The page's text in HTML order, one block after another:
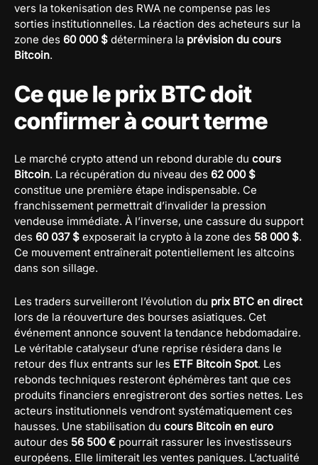
vers la tokenisation des RWA ne compense pas les
sorties institutionnelles. La réaction des acheteurs sur la
zone des 60 000 $ déterminera la prévision du cours
Bitcoin.
Ce que le prix BTC doit
confirmer à court terme
Le marché crypto attend un rebond durable du cours
Bitcoin. La récupération du niveau des 62 000 $
constitue une première étape indispensable. Ce
franchissement permettrait d’invalider la pression
vendeuse immédiate. À l’inverse, une cassure du support
des 60 037 $ exposerait la crypto à la zone des 58 000 $.
Ce mouvement entraînerait potentiellement les altcoins
dans son sillage.
Les traders surveilleront l’évolution du prix BTC en direct
lors de la réouverture des bourses asiatiques. Cet
événement annonce souvent la tendance hebdomadaire.
Le véritable catalyseur d’une reprise résidera dans le
retour des flux entrants sur les ETF Bitcoin Spot. Les
rebonds techniques resteront éphémères tant que ces
produits financiers enregistreront des sorties nettes. Les
acteurs institutionnels vendront systématiquement ces
hausses. Une stabilisation du cours Bitcoin en euro
autour des 56 500 € pourrait rassurer les investisseurs
européens. Elle limiterait les ventes paniques. L’actualité